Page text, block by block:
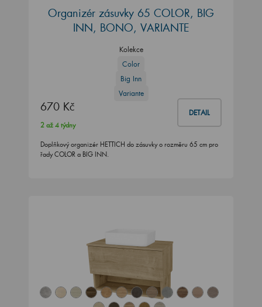
Organizér zásuvky 65 COLOR, BIG
INN, BONO, VARIANTE
Kolekce
Color
Big Inn
Variante
670 Kč DETAIL
2 až 4 týdny
Doplňkový organizér HETTICH do zásuvky o rozměru 65 cm pro
řady COLOR a BIG INN.